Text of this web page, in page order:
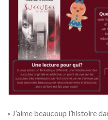
« J’aime beaucoup l’histoire